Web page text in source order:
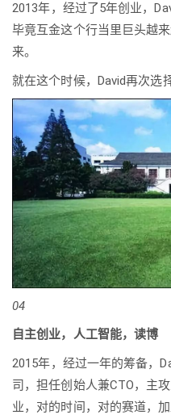
2013年，经过了5年创业，
毕竟互金这个行当里巨头越
来。
就在这个时候，David再次选
04
自主创业，人工智能，读博
2015年，经过一年的筹备，
司，担任创始人兼CTO，主
业，对的时间，对的赛道，